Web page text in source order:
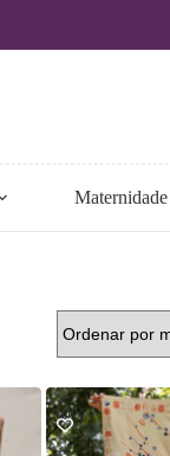
Maternidade
-30%